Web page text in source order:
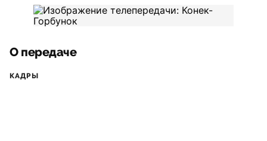
О передаче
КАДРЫ